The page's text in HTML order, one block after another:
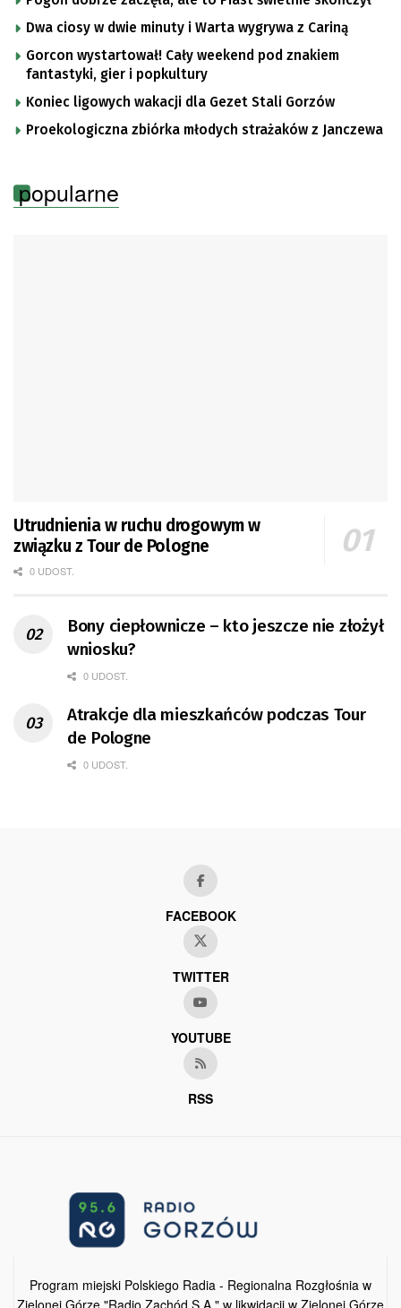
Dwa ciosy w dwie minuty i Warta wygrywa z Cariną
Gorcon wystartował! Cały weekend pod znakiem
fantastyki, gier i popkultury
Koniec ligowych wakacji dla Gezet Stali Gorzów
Proekologiczna zbiórka młodych strażaków z Janczewa
popularne
Utrudnienia w ruchu drogowym w
związku z Tour de Pologne
0 UDOST.
Bony ciepłownicze – kto jeszcze nie złożył
wniosku?
0 UDOST.
Atrakcje dla mieszkańców podczas Tour
de Pologne
0 UDOST.
FACEBOOK
TWITTER
YOUTUBE
RSS
Program miejski Polskiego Radia - Regionalna Rozgłośnia w